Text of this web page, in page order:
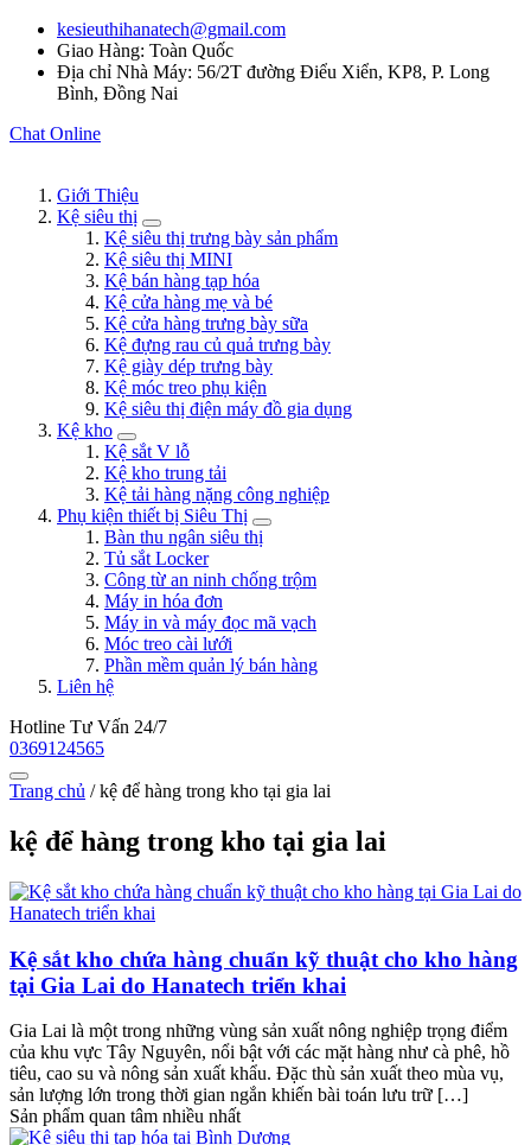
kesieuthihanatech@gmail.com
Giao Hàng: Toàn Quốc
Địa chỉ Nhà Máy: 56/2T đường Điểu Xiển, KP8, P. Long
Bình, Đồng Nai
Chat Online
Giới Thiệu
Kệ siêu thị
Kệ siêu thị trưng bày sản phẩm
Kệ siêu thị MINI
Kệ bán hàng tạp hóa
Kệ cửa hàng mẹ và bé
Kệ cửa hàng trưng bày sữa
Kệ đựng rau củ quả trưng bày
Kệ giày dép trưng bày
Kệ móc treo phụ kiện
Kệ siêu thị điện máy đồ gia dụng
Kệ kho
Kệ sắt V lỗ
Kệ kho trung tải
Kệ tải hàng nặng công nghiệp
Phụ kiện thiết bị Siêu Thị
Bàn thu ngân siêu thị
Tủ sắt Locker
Công từ an ninh chống trộm
Máy in hóa đơn
Máy in và máy đọc mã vạch
Móc treo cài lưới
Phần mềm quản lý bán hàng
Liên hệ
Hotline Tư Vấn 24/7
0369124565
Trang chủ /kệ để hàng trong kho tại gia lai
kệ để hàng trong kho tại gia lai
Kệ sắt kho chứa hàng chuẩn kỹ thuật cho kho hàng
tại Gia Lai do Hanatech triển khai
Gia Lai là một trong những vùng sản xuất nông nghiệp trọng điểm
của khu vực Tây Nguyên, nổi bật với các mặt hàng như cà phê, hồ
tiêu, cao su và nông sản xuất khẩu. Đặc thù sản xuất theo mùa vụ,
sản lượng lớn trong thời gian ngắn khiến bài toán lưu trữ […]
Sản phẩm quan tâm nhiều nhất